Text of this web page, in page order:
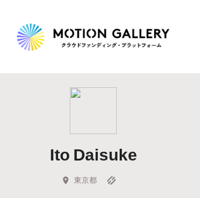
Highlight
Feature
キュレーターから探す
Ito Daisuke
東京都